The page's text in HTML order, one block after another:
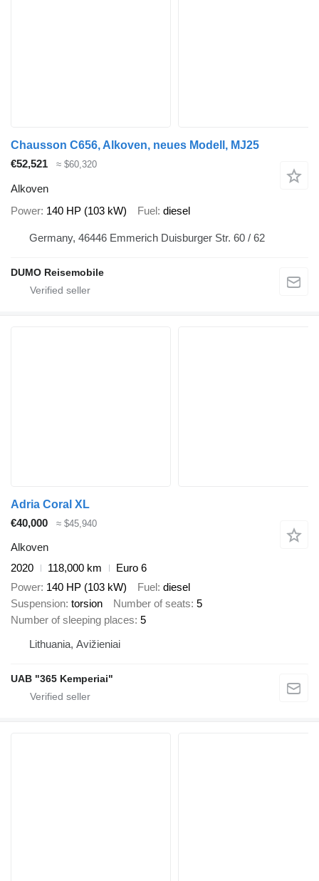
Chausson C656, Alkoven, neues Modell, MJ25
€52,521
≈ $60,320
Alkoven
Power 140 HP (103 kW) Fuel diesel
Germany, 46446 Emmerich Duisburger Str. 60 / 62
DUMO Reisemobile
Adria Coral XL
€40,000
≈ $45,940
Alkoven
2020
118,000 km
Euro 6
Power 140 HP (103 kW) Fuel diesel
Suspension torsion Number of seats 5
Number of sleeping places 5
Lithuania, Avižieniai
UAB "365 Kemperiai"